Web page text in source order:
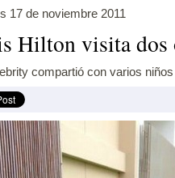
17 de noviembre 2011
Hilton visita dos
compartió con varios